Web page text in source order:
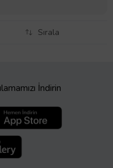
Sırala
İndirin